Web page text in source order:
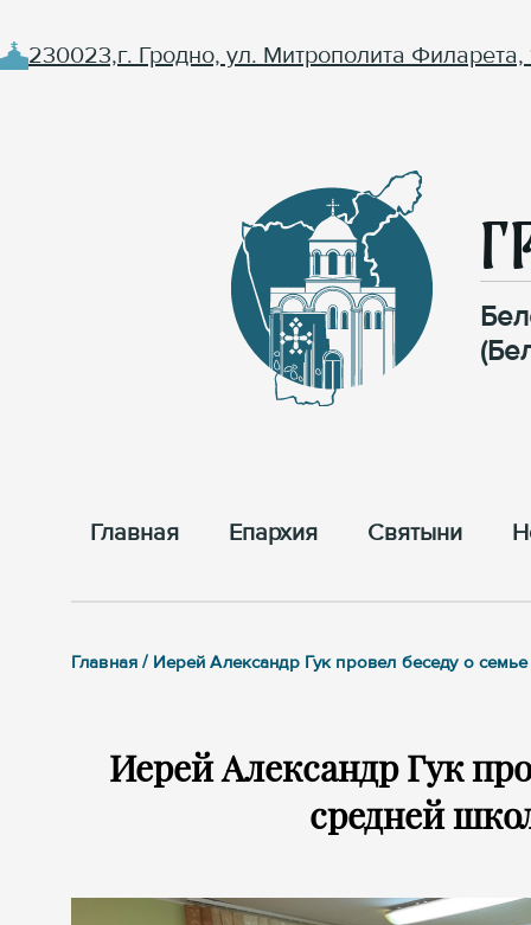
230023,г. Гродно, ул. Митрополита Филарета,
Главная Епархия Cвятыни
Главная / Иерей Александр Гук провел беседу о
Иерей Александр Гук
средней